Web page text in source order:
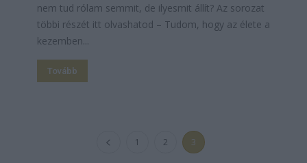
nem tud rólam semmit, de ilyesmit állít? Az sorozat
többi részét itt olvashatod – Tudom, hogy az élete a
kezemben...
Tovább
1 2 3